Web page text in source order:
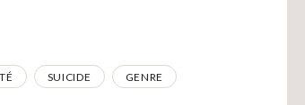
SUICIDE GENRE